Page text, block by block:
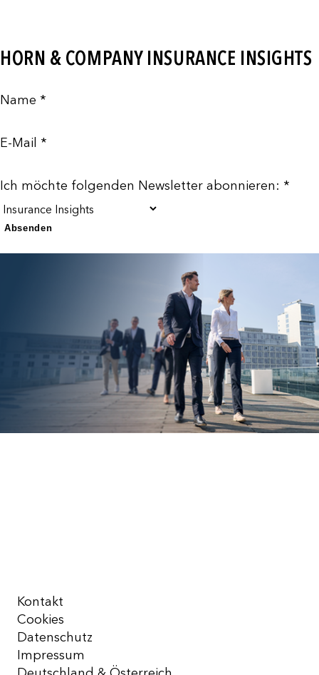
HORN & COMPANY INSURANCE INSIGHTS
Name *
E-Mail *
Ich möchte folgenden Newsletter abonnieren: *
Absenden
Kontakt
Cookies
Datenschutz
Impressum